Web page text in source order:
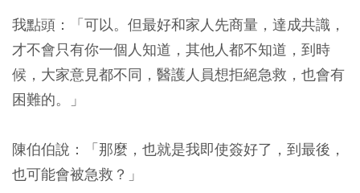
我點頭：「可以。但最好和家人先商量，達成共識，
才不會只有你一個人知道，其他人都不知道，到時
候，大家意見都不同，醫護人員想拒絕急救，也會有
困難的。」
陳伯伯說：「那麼，也就是我即使簽好了，到最後，
也可能會被急救？」